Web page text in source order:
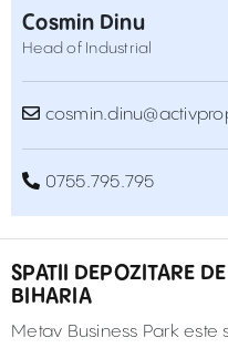
Cosmin Dinu
Head of Industrial
0755.795.795
SPATII DEPOZITARE
BIHARIA
Metav Business Park